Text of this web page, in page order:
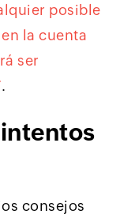
posible
la cuenta
ser
.
consejos